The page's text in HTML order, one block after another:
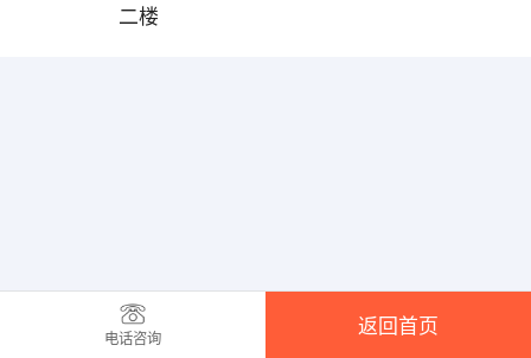
二楼
电话咨询
返回首页